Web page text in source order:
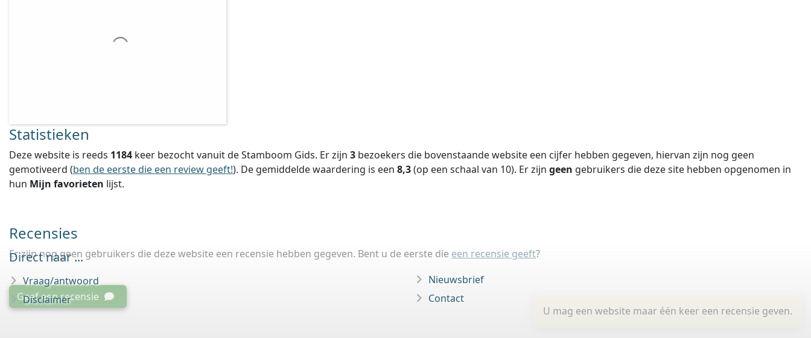
Statistieken
Deze website is reeds 1184 keer bezocht vanuit de Stamboom Gids. Er zijn 3 bezoekers die bovenstaande website een cijfer hebben gegeven, hiervan zijn nog geen
gemotiveerd (ben de eerste die een review geeft!). De gemiddelde waardering is een 8,3(op een schaal van 10). Er zijn geen gebruikers die deze site hebben opgenomen in
hun Mijn favorieten lijst.
Recensies
Er zijn nog geen gebruikers die deze website een recensie hebben gegeven. Bent u de eerste die een recensie geeft?
U mag een website maar één keer een recensie geven.
Geef een recensie
Direct naar ...
Vraag/antwoord
Disclaimer
Nieuwsbrief
Contact